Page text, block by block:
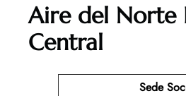
Aire del Norte
Central
Sede